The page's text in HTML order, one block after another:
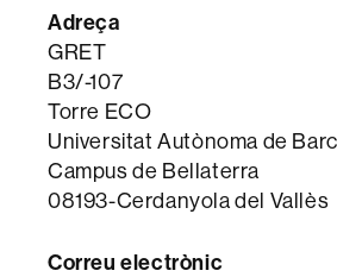
Adreça
GRET
B3/-107
Torre ECO
Universitat Autònoma de
Campus de Bellaterra
08193-Cerdanyola del Vallès
Correu electrònic